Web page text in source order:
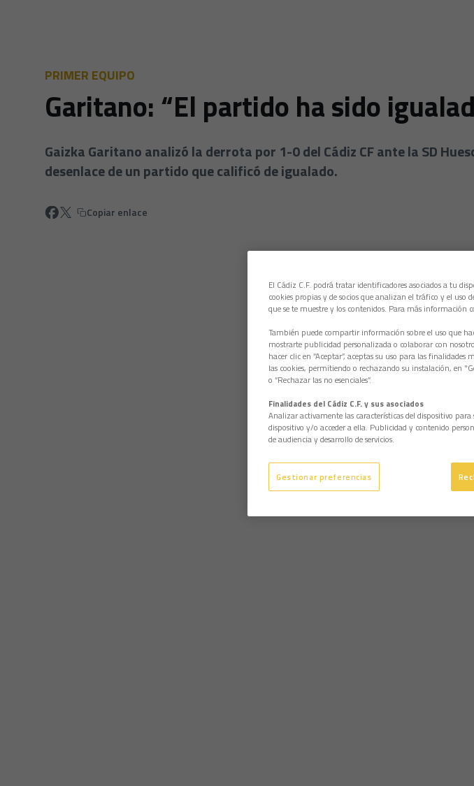
PRIMER EQUIPO
Garitano: “El partido ha sido
Gaizka Garitano analizó la derrota por 1-0 del Cádiz CF ante la SD
desenlace de un partido que calificó de igualado.
Copiar enlace
El Cádiz C.F. podrá tratar identificadores asociados a tu
cookies propias y de socios que analizan el tráfico y el
que se te muestre y los contenidos. Para más información
También puede compartir información sobre el uso que
mostrarte publicidad personalizada o colaborar con
hacer clic en “Aceptar”, aceptas su uso para las
las cookies, permitiendo o rechazando su instalación, en
o “Rechazar las no esenciales”.
Finalidades del Cádiz C.F. y sus asociados
Analizar activamente las características del dispositivo
dispositivo y/o acceder a ella. Publicidad y contenido
de audiencia y desarrollo de servicios.
Gestionar preferencias